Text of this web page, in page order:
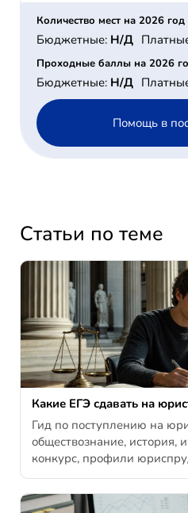
Количество мест на 2026 год
Бюджетные: Н/Д
Проходные баллы на 2026
Бюджетные: Н/Д
Помощь в
Статьи по теме
Какие ЕГЭ сдавать на
Гид по поступлению на
обществознание, история,
конкурс, профили